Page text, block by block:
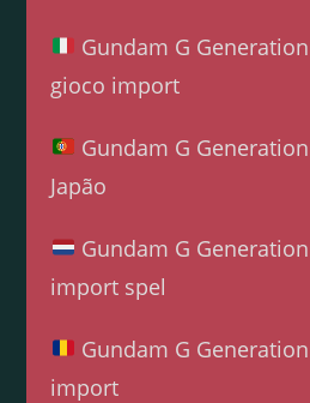
Gundam G
gioco import
Gundam G
Japão
Gundam G
import spel
Gundam G
import